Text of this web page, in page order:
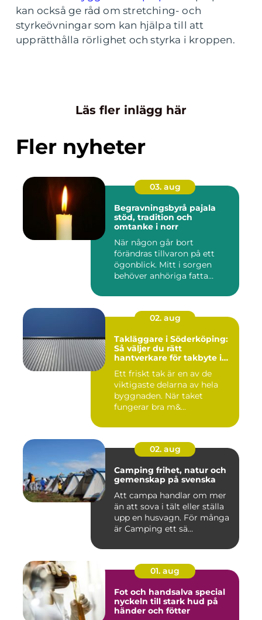
kan också ge råd om stretching- och
styrkeövningar som kan hjälpa till att
upprätthålla rörlighet och styrka i kroppen.
Läs fler inlägg här
Fler nyheter
03. aug
Begravningsbyrå pajala
stöd, tradition och
omtanke i norr
När någon går bort
förändras tillvaron på ett
ögonblick. Mitt i sorgen
behöver anhöriga fatta
02. aug
Takläggare i Söderköping:
Så väljer du rätt
hantverkare för takbyte i
Ett friskt tak är en av de
viktigaste delarna av hela
byggnaden. När taket
fungerar bra m&...
02. aug
Camping frihet, natur och
gemenskap på svenska
Att campa handlar om mer
än att sova i tält eller ställa
upp en husvagn. För många
är Camping ett sä...
01. aug
Fot och handsalva special
nyckeln till stark hud på
händer och fötter